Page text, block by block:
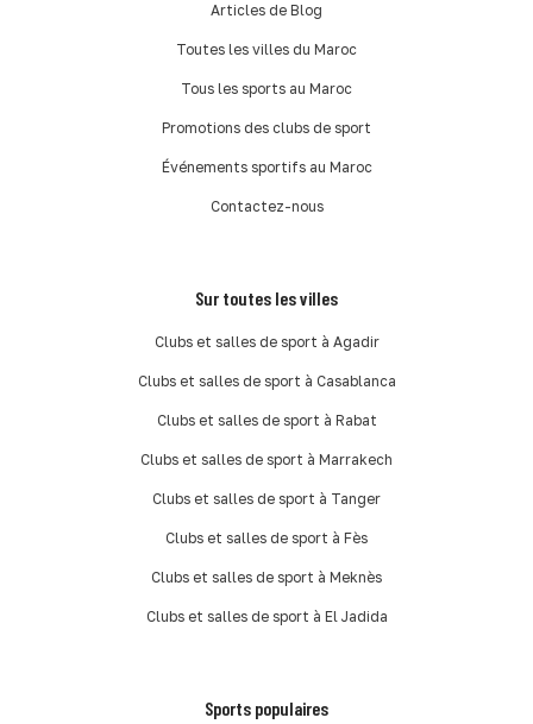
Articles de Blog
Toutes les villes du Maroc
Tous les sports au Maroc
Promotions des clubs de sport
Événements sportifs au Maroc
Contactez-nous
Sur toutes les villes
Clubs et salles de sport à Agadir
Clubs et salles de sport à Casablanca
Clubs et salles de sport à Rabat
Clubs et salles de sport à Marrakech
Clubs et salles de sport à Tanger
Clubs et salles de sport à Fès
Clubs et salles de sport à Meknès
Clubs et salles de sport à El Jadida
Sports populaires